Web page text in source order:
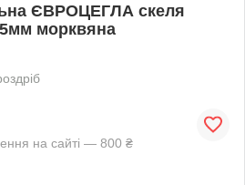
ЄВРОЦЕГЛА скеля
морквяна
на сайті — 800 ₴